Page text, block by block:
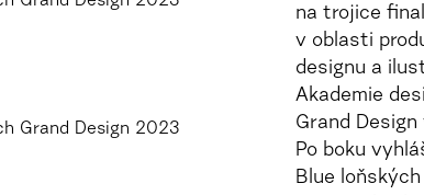
na trojice
v oblasti
designu a
Akademie
Grand
Po boku
Blue